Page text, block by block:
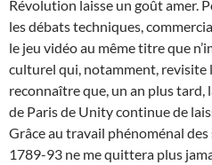
Révolution laisse un goût amer.
les débats techniques,
le jeu vidéo au même titre que
culturel qui, notamment, revisite
reconnaître que, un an plus
de Paris de Unity continue de
Grâce au travail phénoménal
1789-93 ne me quittera plus